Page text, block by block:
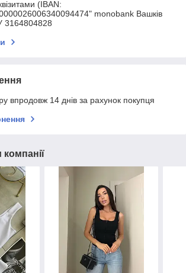
(IBAN:
monobank Вашків
впродовж 14 днів за рахунок покупця
компанії